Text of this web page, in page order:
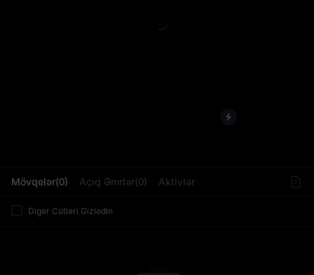
Mövqelər(0) Açıq Əmrlər(0) Aktivlər
Digər Cütləri Gizlədin